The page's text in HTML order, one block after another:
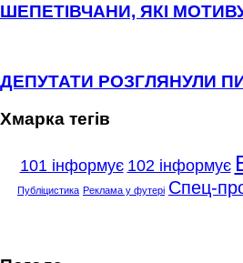
ШЕПЕТІВЧАНИ, ЯКІ
ДЕПУТАТИ РОЗГЛЯНУЛИ
Хмарка тегів
101 інформує 102 інформує
Публіцистика Реклама у футері Спец-